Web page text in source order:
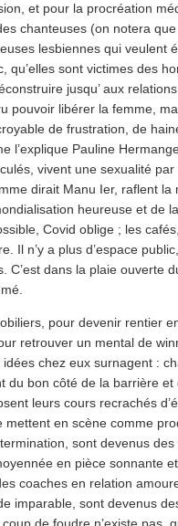
et pour la procréation
chanteuses (on notera
lesbiennes qui veulent
qu’elles sont victimes des
jusqu’ aux
pouvoir libérer la femme,
de frustration, de
l’explique Pauline
vivent une sexualité
dirait Manu Ier, raflent la
heureuse et de
Covid oblige ; les
Il n’y a plus d’espace
C’est dans la plaie ouverte
pour devenir rentier
retrouver un mental de
chez eux surnagent :
du bon côté de la barrière
leurs cours recrachés
en scène comme
sont devenus
en pièce sonnante
coaches en relation
imparable, sont devenus